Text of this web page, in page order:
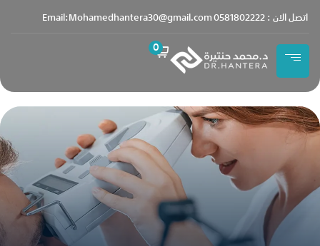
اتصل الان : 0581802222 Email:Mohamedhantera30@gmail.com
0